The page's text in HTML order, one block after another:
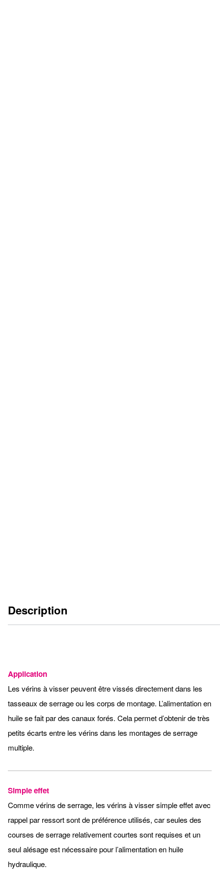
Description
Application
Les vérins à visser peuvent être vissés directement dans les
tasseaux de serrage ou les corps de montage. L’alimentation en
huile se fait par des canaux forés. Cela permet d’obtenir de très
petits écarts entre les vérins dans les montages de serrage
multiple.
Simple effet
Comme vérins de serrage, les vérins à visser simple effet avec
rappel par ressort sont de préférence utilisés, car seules des
courses de serrage relativement courtes sont requises et un
seul alésage est nécessaire pour l’alimentation en huile
hydraulique.